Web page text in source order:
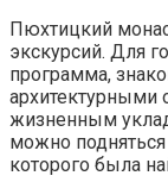
Пюхтицкий
экскурсий. Для
программа,
архитектурными
жизненным
можно
которого была